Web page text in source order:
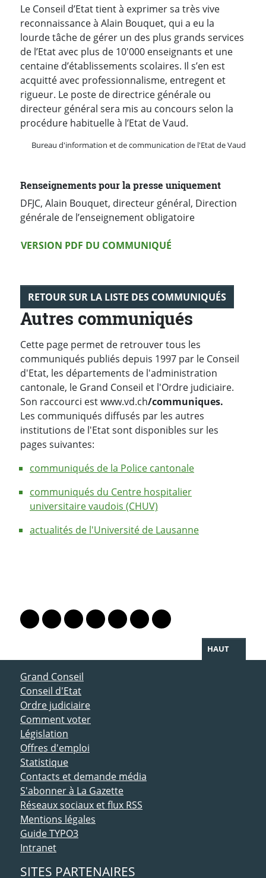
Le Conseil d’Etat tient à exprimer sa très vive
reconnaissance à Alain Bouquet, qui a eu la
lourde tâche de gérer un des plus grands services
de l’Etat avec plus de 10'000 enseignants et une
centaine d’établissements scolaires. Il s’en est
acquitté avec professionnalisme, entregent et
rigueur. Le poste de directrice générale ou
directeur général sera mis au concours selon la
procédure habituelle à l’Etat de Vaud.
Bureau d'information et de communication de l'Etat de Vaud
Renseignements pour la presse uniquement
DFJC, Alain Bouquet, directeur général, Direction
générale de l’enseignement obligatoire
Version PDF
VERSION PDF DU COMMUNIQUÉ
RETOUR SUR LA LISTE DES COMMUNIQUÉS
Autres communiqués
Cette page permet de retrouver tous les
communiqués publiés depuis 1997 par le Conseil
d'Etat, les départements de l'administration
cantonale, le Grand Conseil et l'Ordre judiciaire.
Son raccourci est www.vd.ch/communiques.
Les communiqués diffusés par les autres
institutions de l'Etat sont disponibles sur les
pages suivantes:
communiqués de la Police cantonale
communiqués du Centre hospitalier
universitaire vaudois (CHUV)
actualités de l'Université de Lausanne
Lien vers le profil Mastodon
Lien vers le profil Bluesky
Lien vers le profil Instagram
Lien vers le profil Linkedin
Lien vers le profil Facebook
Lien vers le profil Twitter
Partager par WhatsApp
HAUT
ACCÈS DIRECT
Grand Conseil
Conseil d'Etat
Ordre judiciaire
Comment voter
Législation
Offres d'emploi
Statistique
Contacts et demande média
S'abonner à La Gazette
Réseaux sociaux et flux RSS
Mentions légales
Guide TYPO3
Intranet
SITES PARTENAIRES